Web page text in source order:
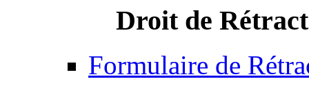
Droit de
Formulaire de